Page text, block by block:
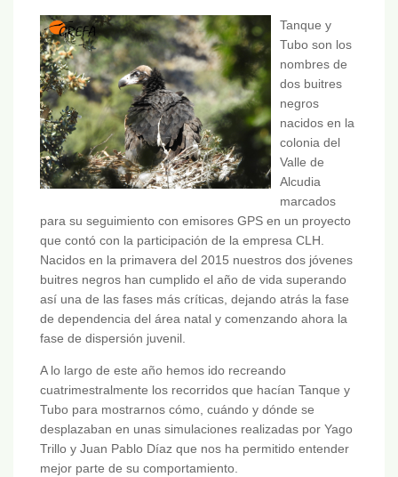
Tanque y
Tubo son los
nombres de
dos buitres
negros
nacidos en la
colonia del
Valle de
Alcudia
marcados
para su seguimiento con emisores GPS en un proyecto
que contó con la participación de la empresa CLH.
Nacidos en la primavera del 2015 nuestros dos jóvenes
buitres negros han cumplido el año de vida superando
así una de las fases más críticas, dejando atrás la fase
de dependencia del área natal y comenzando ahora la
fase de dispersión juvenil.
A lo largo de este año hemos ido recreando
cuatrimestralmente los recorridos que hacían Tanque y
Tubo para mostrarnos cómo, cuándo y dónde se
desplazaban en unas simulaciones realizadas por Yago
Trillo y Juan Pablo Díaz que nos ha permitido entender
mejor parte de su comportamiento.